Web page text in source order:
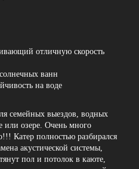
отличную скорость
ванн
на воде
семейных выездов, водных
или озере. Очень много
Катер полностью разбирался
акустической системы,
пол и потолок в каюте,